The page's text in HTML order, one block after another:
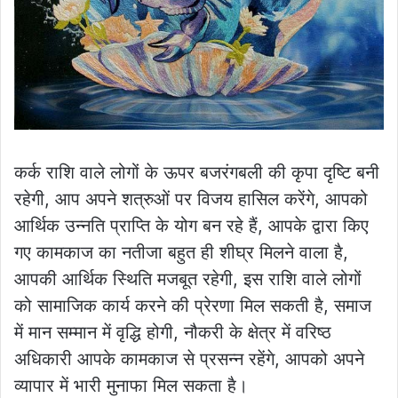
कर्क राशि वाले लोगों के ऊपर बजरंगबली की कृपा दृष्टि बनी
रहेगी, आप अपने शत्रुओं पर विजय हासिल करेंगे, आपको
आर्थिक उन्नति प्राप्ति के योग बन रहे हैं, आपके द्वारा किए
गए कामकाज का नतीजा बहुत ही शीघ्र मिलने वाला है,
आपकी आर्थिक स्थिति मजबूत रहेगी, इस राशि वाले लोगों
को सामाजिक कार्य करने की प्रेरणा मिल सकती है, समाज
में मान सम्मान में वृद्धि होगी, नौकरी के क्षेत्र में वरिष्ठ
अधिकारी आपके कामकाज से प्रसन्न रहेंगे, आपको अपने
व्यापार में भारी मुनाफा मिल सकता है।